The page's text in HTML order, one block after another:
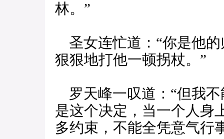
林。”
圣女连忙道：“你是他
狠狠地打他一顿拐杖。”
罗天峰一叹道：“但我
是这个决定，当一个人身
多约束，不能全凭意气行